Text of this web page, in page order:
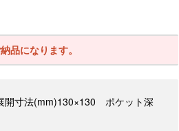
品になります。
寸法(mm)130×130 ポケット深